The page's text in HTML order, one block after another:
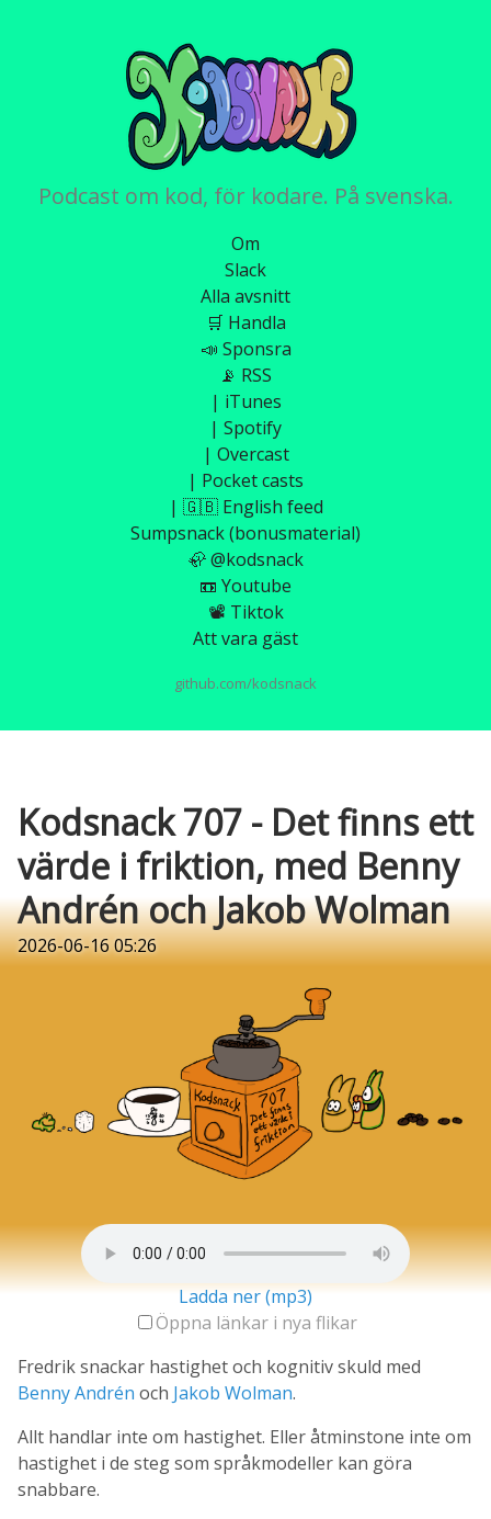
Podcast om kod, för kodare. På svenska.
Om
Slack
Alla avsnitt
🛒 Handla
📣 Sponsra
📡 RSS
| iTunes
| Spotify
| Overcast
| Pocket casts
| 🇬🇧 English feed
Sumpsnack (bonusmaterial)
🦣 @kodsnack
📼 Youtube
📽️ Tiktok
Att vara gäst
github.com/kodsnack
Kodsnack 707 - Det finns ett
värde i friktion, med Benny
Andrén och Jakob Wolman
2026-06-16 05:26
Ladda ner (mp3)
Öppna länkar i nya flikar
Fredrik snackar hastighet och kognitiv skuld med
Benny Andrén och Jakob Wolman.
Allt handlar inte om hastighet. Eller åtminstone inte om
hastighet i de steg som språkmodeller kan göra
snabbare.